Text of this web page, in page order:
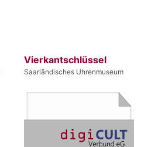
Vierkantschlüssel
Saarländisches Uhrenmuseum